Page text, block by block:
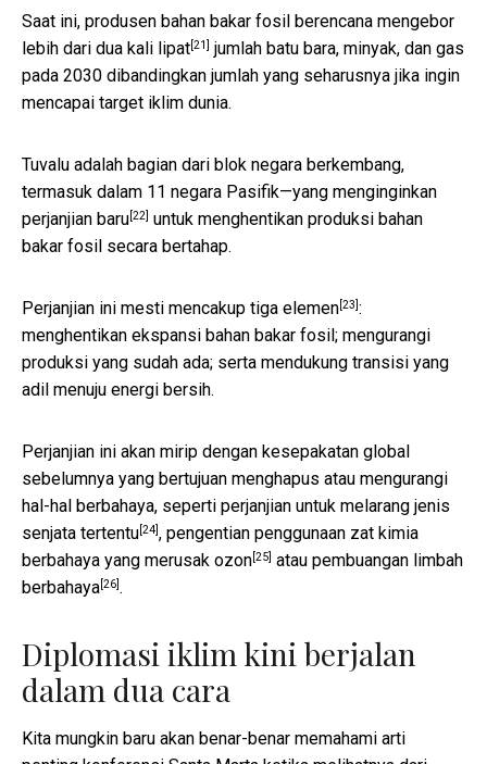
Saat ini, produsen bahan bakar fosil berencana mengebor
lebih dari dua kali lipat[21] jumlah batu bara, minyak, dan gas
pada 2030 dibandingkan jumlah yang seharusnya jika ingin
mencapai target iklim dunia.
Tuvalu adalah bagian dari blok negara berkembang,
termasuk dalam 11 negara Pasifik—yang menginginkan
perjanjian baru[22] untuk menghentikan produksi bahan
bakar fosil secara bertahap.
Perjanjian ini mesti mencakup tiga elemen[23]:
menghentikan ekspansi bahan bakar fosil; mengurangi
produksi yang sudah ada; serta mendukung transisi yang
adil menuju energi bersih.
Perjanjian ini akan mirip dengan kesepakatan global
sebelumnya yang bertujuan menghapus atau mengurangi
hal-hal berbahaya, seperti perjanjian untuk melarang jenis
senjata tertentu[24], pengentian penggunaan zat kimia
berbahaya yang merusak ozon[25] atau pembuangan limbah
berbahaya[26].
Diplomasi iklim kini berjalan
dalam dua cara
Kita mungkin baru akan benar-benar memahami arti